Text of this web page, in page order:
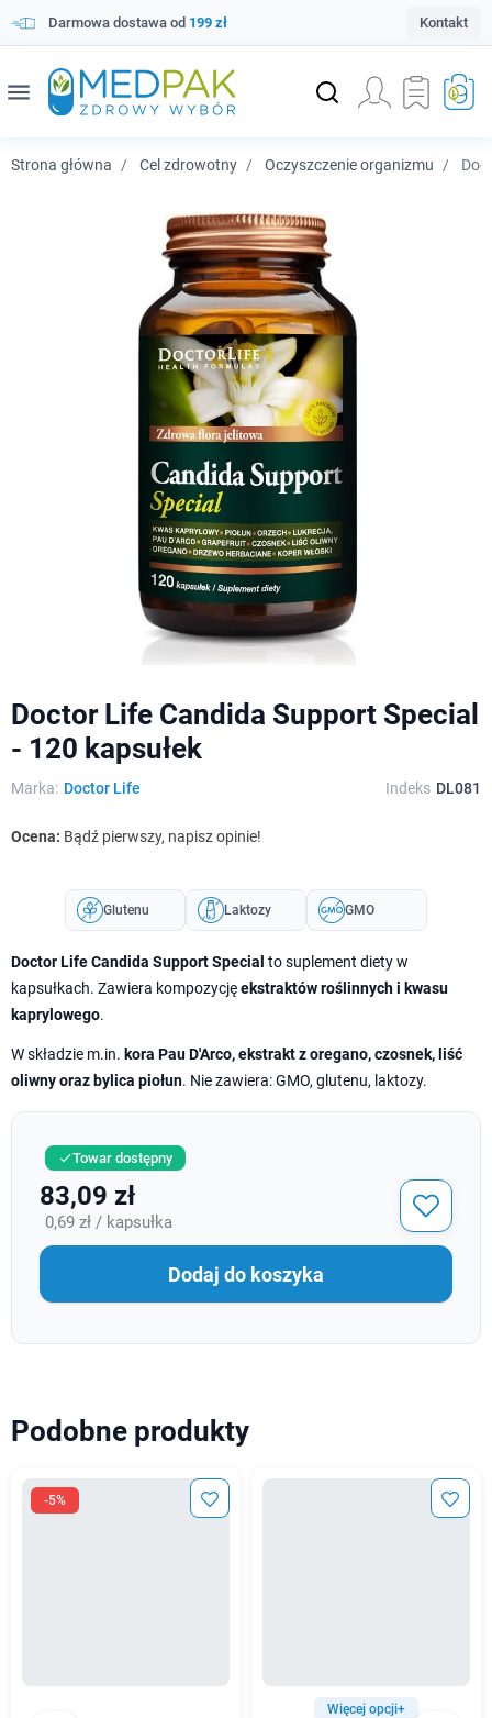
Darmowa dostawa od 199 zł Kontakt
menu
Strona główna Cel zdrowotny Oczyszczenie organizmu
Doctor Life Candida Support Special
- 120 kapsułek
Marka: Doctor Life Indeks DL081
Ocena: Bądź pierwszy, napisz opinie!
Glutenu Laktozy GMO
Doctor Life Candida Support Special to suplement diety w
kapsułkach. Zawiera kompozycjęekstraktów roślinnych i kwasu
kaprylowego.
W składzie m.in. kora Pau D'Arco, ekstrakt z oregano, czosnek, liść
oliwny oraz bylica piołun. Nie zawiera: GMO, glutenu, laktozy.
Towar dostępny
83,09 zł
0,69 zł / kapsułka
Dodaj do koszyka
Podobne produkty
-5%
Więcej opcji+